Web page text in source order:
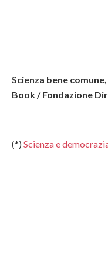
Scienza bene
Book / Fondazione
(*) Scienza e